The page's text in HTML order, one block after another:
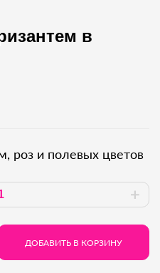
в
роз и полевых цветов
ДОБАВИТЬ В КОРЗИНУ